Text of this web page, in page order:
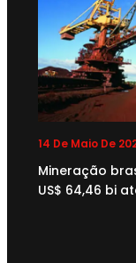
14 De Maio De
Mineração
US$ 64,46 bi